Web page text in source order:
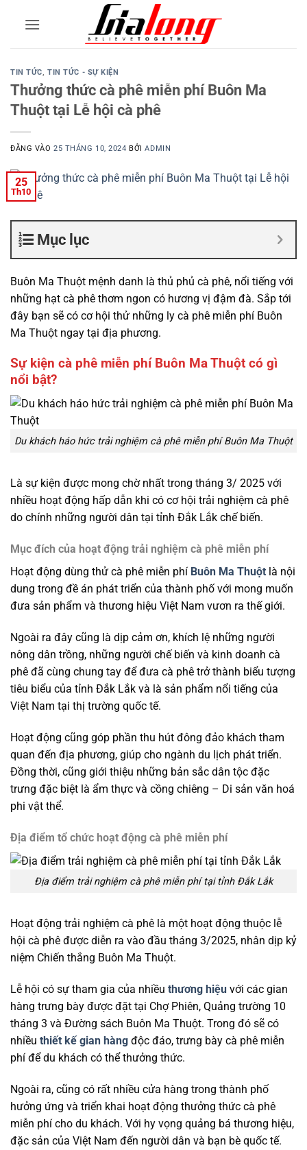
TIN TỨC,TIN TỨC - SỰ KIỆN
Thưởng thức cà phê miễn phí Buôn Ma
Thuột tại Lễ hội cà phê
ĐĂNG VÀO25 THÁNG 10, 2024 BỞIADMIN
25
Th10
Mục lục
Buôn Ma Thuột mệnh danh là thủ phủ cà phê, nổi tiếng với
những hạt cà phê thơm ngon có hương vị đậm đà. Sắp tới
đây bạn sẽ có cơ hội thử những ly cà phê miễn phí Buôn
Ma Thuột ngay tại địa phương.
Sự kiện cà phê miễn phí Buôn Ma Thuột có gì
nổi bật?
Du khách háo hức trải nghiệm cà phê miễn phí Buôn Ma Thuột
Là sự kiện được mong chờ nhất trong tháng 3/ 2025 với
nhiều hoạt động hấp dẫn khi có cơ hội trải nghiệm cà phê
do chính những người dân tại tỉnh Đắk Lắk chế biến.
Mục đích của hoạt động trải nghiệm cà phê miễn phí
Hoạt động dùng thử cà phê miễn phí Buôn Ma Thuột là nội
dung trong đề án phát triển của thành phố với mong muốn
đưa sản phẩm và thương hiệu Việt Nam vươn ra thế giới.
Ngoài ra đây cũng là dịp cảm ơn, khích lệ những người
nông dân trồng, những người chế biến và kinh doanh cà
phê đã cùng chung tay để đưa cà phê trở thành biểu tượng
tiêu biểu của tỉnh Đắk Lắk và là sản phẩm nổi tiếng của
Việt Nam tại thị trường quốc tế.
Hoạt động cũng góp phần thu hút đông đảo khách tham
quan đến địa phương, giúp cho ngành du lịch phát triển.
Đồng thời, cũng giới thiệu những bản sắc dân tộc đặc
trưng đặc biệt là ẩm thực và cồng chiêng – Di sản văn hoá
phi vật thể.
Địa điểm tổ chức hoạt động cà phê miễn phí
Địa điểm trải nghiệm cà phê miễn phí tại tỉnh Đắk Lắk
Hoạt động trải nghiệm cà phê là một hoạt động thuộc lễ
hội cà phê được diễn ra vào đầu tháng 3/2025, nhân dịp kỷ
niệm Chiến thắng Buôn Ma Thuột.
Lễ hội có sự tham gia của nhiều thương hiệu với các gian
hàng trưng bày được đặt tại Chợ Phiên, Quảng trường 10
tháng 3 và Đường sách Buôn Ma Thuột. Trong đó sẽ có
nhiều thiết kế gian hàng độc đáo, trưng bày cà phê miễn
phí để du khách có thể thưởng thức.
Ngoài ra, cũng có rất nhiều cửa hàng trong thành phố
hưởng ứng và triển khai hoạt động thưởng thức cà phê
miễn phí cho du khách. Với hy vọng quảng bá thương hiệu,
đặc sản của Việt Nam đến người dân và bạn bè quốc tế.